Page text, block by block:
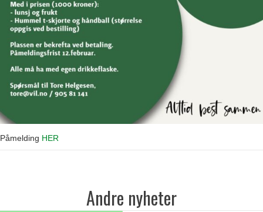
Påmelding HER
Andre nyheter